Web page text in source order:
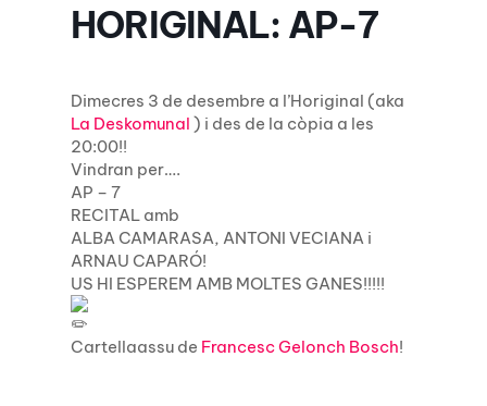
HORIGINAL: AP-7
Dimecres 3 de desembre a l’Horiginal (aka
La Deskomunal ) i des de la còpia a les
20:00!!
Vindran per….
AP – 7
RECITAL amb
ALBA CAMARASA, ANTONI VECIANA i
ARNAU CAPARÓ!
US HI ESPEREM AMB MOLTES GANES!!!!!
Cartellaassu de Francesc Gelonch Bosch!